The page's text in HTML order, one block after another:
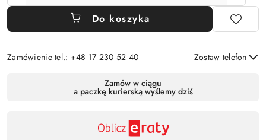
Do koszyka
Zamówienie tel.: +48 17 230 52 40 Zostaw telefon
Zamów w ciągu
a paczkę kurierską wyślemy dziś